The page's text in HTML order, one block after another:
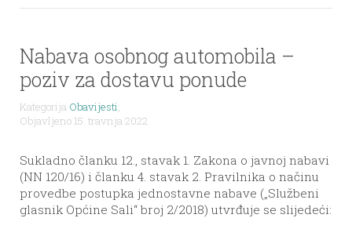
Nabava osobnog automobila –
poziv za dostavu ponude
Kategorija Obavijesti,
Objavljeno 15. travnja 2022.
Sukladno članku 12., stavak 1. Zakona o javnoj nabavi
(NN 120/16) i članku 4. stavak 2. Pravilnika o načinu
provedbe postupka jednostavne nabave („Službeni
glasnik Općine Sali“ broj 2/2018) utvrđuje se slijedeći: